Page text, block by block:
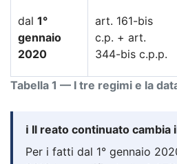
Tabella 1 — I tre regimi e la
dal 1°
gennaio
2020
art. 161-bis
c.p. + art.
344-bis c.p.p.
ℹ️ Il reato continuato
Per i fatti dal 1° gennaio